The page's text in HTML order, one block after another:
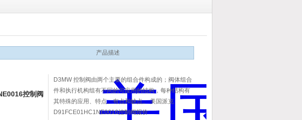
产品描述
控制阀
D3MW 控制阀由两个主要的组合件构成的；阀体组合
件和执行机构组有不同的可应用的结构，每种结构有
其特殊的应用、特点、有点和缺点。 美国派克
D91FCE01HC1NE0016控制阀报价